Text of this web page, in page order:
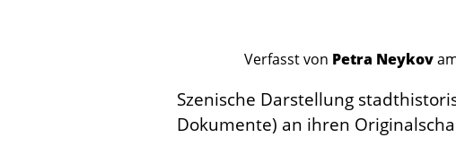
Verfasst von Petra Neykov
Szenische Darstellung
Dokumente) an ihren